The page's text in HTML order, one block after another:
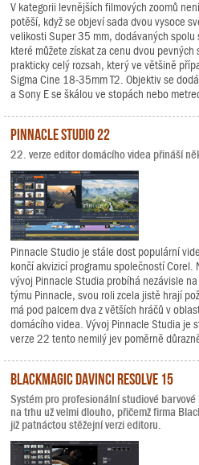
V kategorii levnějších filmových zoomů
potěší, když se objeví sada dvou vysoce
velikosti Super 35 mm, dodávaných
které můžete získat za cenu dvou
prakticky celý rozsah, který ve většině
Sigma Cine 18-35mm T2. Objektiv se
a Sony E se škálou ve stopách nebo
Pinnacle Studio 22
22. verze editor domácího videa přináší
Pinnacle Studio je stále dost populární
končí akvizicí programu společností Corel.
vývoj Pinnacle Studia probíhá nezávisle
týmu Pinnacle, svou roli zcela jistě hrají
má pod palcem dva z větších hráčů v
domácího videa. Vývoj Pinnacle Studia je
verze 22 tento nemilý jev poměrně
Blackmagic DaVinci Resolve 15
Systém pro profesionální studiové
na trhu už velmi dlouho, přičemž firma
již patnáctou stěžejní verzi editoru.